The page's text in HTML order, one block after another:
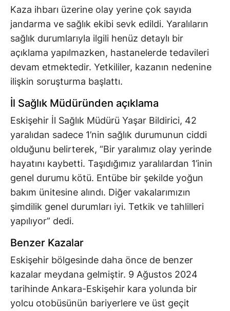
Kaza ihbarı üzerine olay yerine çok sayıda
jandarma ve sağlık ekibi sevk edildi. Yaralıların
sağlık durumlarıyla ilgili henüz detaylı bir
açıklama yapılmazken, hastanelerde tedavileri
devam etmektedir. Yetkililer, kazanın nedenine
ilişkin soruşturma başlattı.
İl Sağlık Müdüründen açıklama
Eskişehir İl Sağlık Müdürü Yaşar Bildirici, 42
yaralıdan sadece 1’nin sağlık durumunun ciddi
olduğunu belirterek, “Bir yaralımız olay yerinde
hayatını kaybetti. Taşıdığımız yaralılardan 1’inin
genel durumu kötü. Entübe bir şekilde yoğun
bakım ünitesine alındı. Diğer vakalarımızın
şimdilik genel durumları iyi. Tetkik ve tahlilleri
yapılıyor” dedi.
Benzer Kazalar
Eskişehir bölgesinde daha önce de benzer
kazalar meydana gelmiştir. 9 Ağustos 2024
tarihinde Ankara-Eskişehir kara yolunda bir
yolcu otobüsünün bariyerlere ve üst geçit